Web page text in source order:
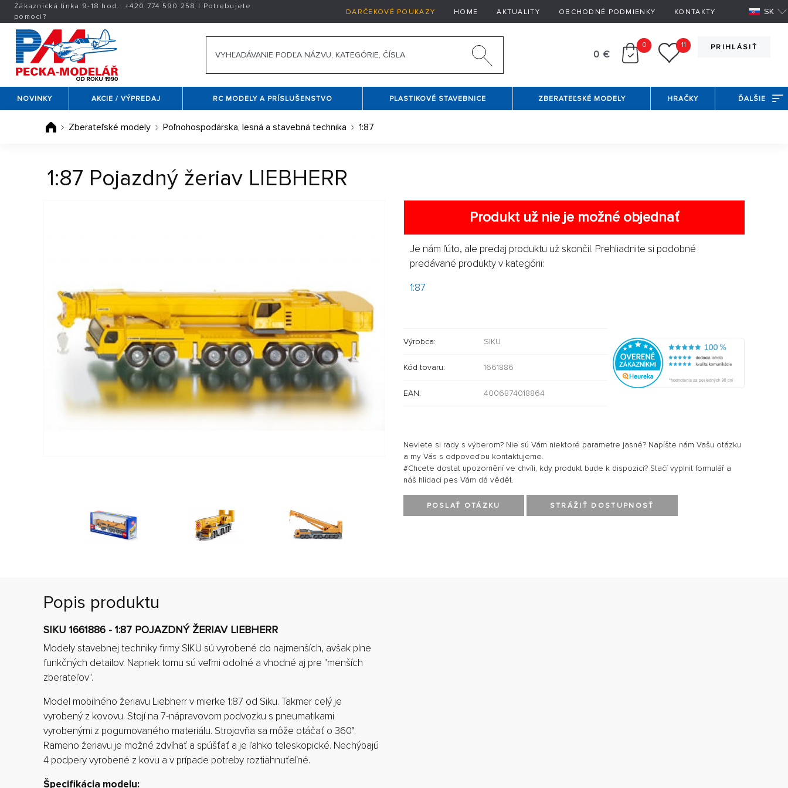
Zákaznická linka 9-18 hod.:+420 774 590 258 | Potrebujete
pomoci?
DARČEKOVÉ POUKAZY HOME AKTUALITY OBCHODNÉ PODMIENKY KONTAKTY SK
PRIHLÁSIŤ
0 €
0 11
NOVINKY AKCIE / VÝPREDAJ RC MODELY A PRÍSLUŠENSTVO PLASTIKOVÉ STAVEBNICE ZBERATEĽSKÉ MODELY HRAČKY ĎALŠIE
Zberateľské modely Poľnohospodárska, lesná a stavebná technika 1:87
1:87 Pojazdný žeriav LIEBHERR
Produkt už nie je možné objednať
Je nám ľúto, ale predaj produktu už skončil. Prehliadnite si podobné
predávané produkty v kategórii:
1:87
Výrobca: SIKU
Kód tovaru: 1661886
EAN: 4006874018864
Neviete si rady s výberom? Nie sú Vám niektoré parametre jasné? Napíšte nám Vašu otázku
a my Vás s odpoveďou kontaktujeme.
#Chcete dostat upozornění ve chvíli, kdy produkt bude k dispozici? Stačí vyplnit formulář a
náš hlídací pes Vám dá vědět.
POSLAŤ OTÁZKU STRÁŽIŤ DOSTUPNOSŤ
Popis produktu
SIKU 1661886 - 1:87 POJAZDNÝ ŽERIAV LIEBHERR
Modely stavebnej techniky firmy SIKU sú vyrobené do najmenších, avšak plne
funkčných detailov. Napriek tomu sú veľmi odolné a vhodné aj pre "menších
zberateľov".
Model mobilného žeriavu Liebherr v mierke 1:87 od Siku. Takmer celý je
vyrobený z kovovu. Stojí na 7-nápravovom podvozku s pneumatikami
vyrobenými z pogumovaného materiálu. Strojovňa sa môže otáčať o 360°.
Rameno žeriavu je možné zdvíhať a spúšťať a je ľahko teleskopické. Nechýbajú
4 podpery vyrobené z kovu a v prípade potreby roztiahnuťeľné.
Špecifikácia modelu: